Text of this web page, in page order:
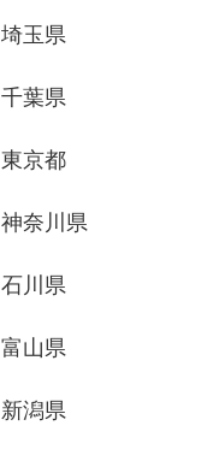
埼玉県
千葉県
東京都
神奈川県
石川県
富山県
新潟県